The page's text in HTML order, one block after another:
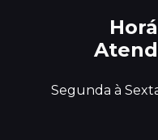
Segunda à